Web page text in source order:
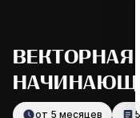
ВЕКТОРНАЯ
от 5 месяцев